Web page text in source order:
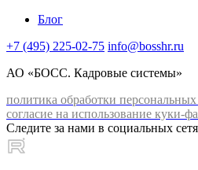
Блог
+7 (495) 225-02-75 info@bosshr.ru
АО «БОСС. Кадровые системы»
политика обработки
согласие на использование куки-
Следите за нами в социальных